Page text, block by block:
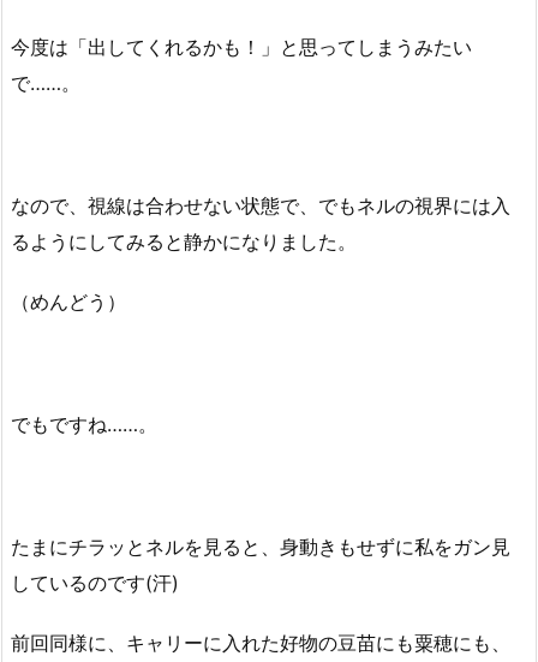
今度は「出してくれるかも！」と思ってしまうみたい
で……。
なので、視線は合わせない状態で、でもネルの視界には入
るようにしてみると静かになりました。
（めんどう）
でもですね……。
たまにチラッとネルを見ると、身動きもせずに私をガン見
しているのです(汗)
前回同様に、キャリーに入れた好物の豆苗にも粟穂にも、